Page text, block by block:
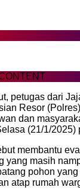
petugas dari
Resor
dan
(21/1/2025)
membantu
yang masih
pohon
atap rumah